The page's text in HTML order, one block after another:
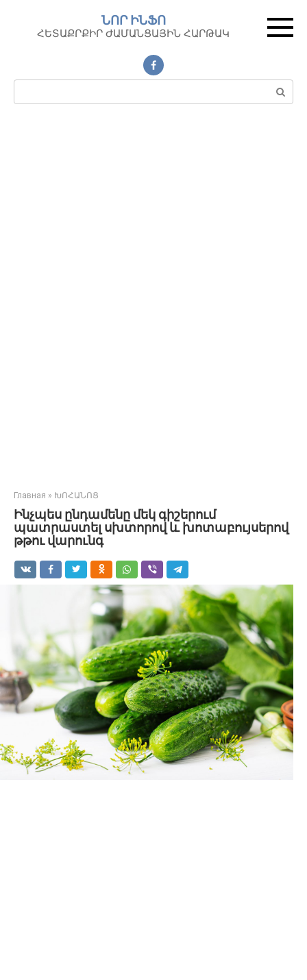
контенту
ՆՈՐ ԻՆՖՈ
ՀԵՏԱՔՐՔԻՐ ԺԱՄԱՆՑԱՅԻՆ ՀԱՐԹԱԿ
Поиск:
Главная » ԽՈՀԱՆՈՑ
Ինչպես ընդամենը մեկ գիշերում
պատրաստել սխտորով և խոտաբույսերով
թթու վարունգ